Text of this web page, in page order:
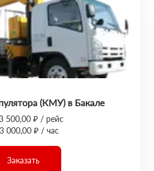
(КМУ) в Бакале
500,00 ₽ / рейс
000,00 ₽ / час
Заказать